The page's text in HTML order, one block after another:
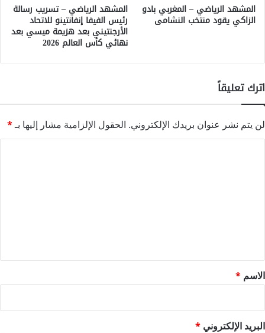
المشهد الرياضي – المغربي بادو
الزاكي يقود منتخب النشامى
المشهد الرياضي – تسريب رسالة
رئيس الفيفا إنفانتينو للاتحاد
الأرجنتيني بعد هزيمة ميسي بعد
نهائي كأس العالم 2026
اترك تعليقاً
لن يتم نشر عنوان بريدك الإلكتروني. الحقول الإلزامية مشار إليها بـ*
*
الاسم *
البريد الإلكتروني *